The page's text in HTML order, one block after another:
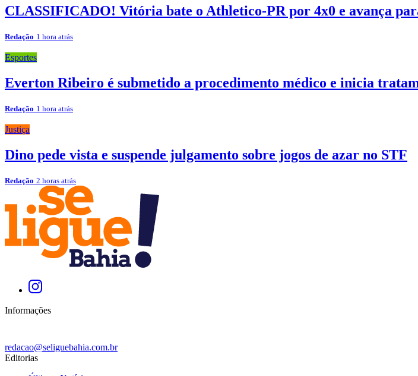
CLASSIFICADO! Vitória bate o Athletico-PR por 4x0 e avança
Redação 1 hora atrás
Esportes
Everton Ribeiro é submetido a procedimento médico e inicia
Redação 1 hora atrás
Justiça
Dino pede vista e suspende julgamento sobre jogos de azar no STF
Redação 2 horas atrás
Informações
redacao@seliguebahia.com.br
Editorias